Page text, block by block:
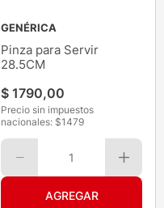
GENÉRICA
Pinza para Servir
28.5CM
$ 1790,00
Precio sin impuestos
nacionales: $1479
1